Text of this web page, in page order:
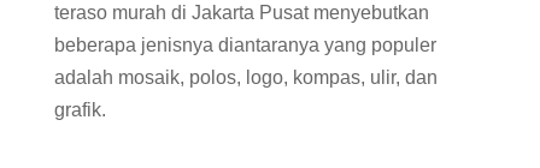
teraso murah di Jakarta Pusat menyebutkan
beberapa jenisnya diantaranya yang populer
adalah mosaik, polos, logo, kompas, ulir, dan
grafik.